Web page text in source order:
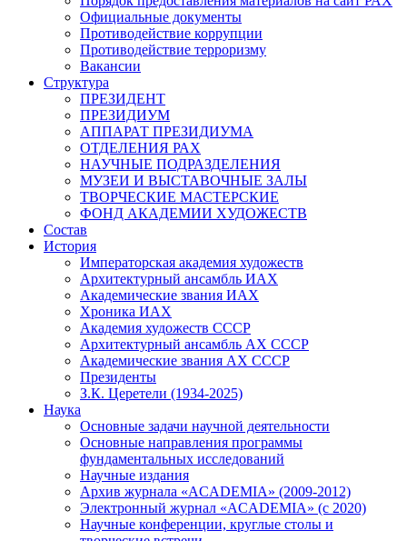
Официальные документы
Противодействие коррупции
Противодействие терроризму
Вакансии
Структура
ПРЕЗИДЕНТ
ПРЕЗИДИУМ
АППАРАТ ПРЕЗИДИУМА
ОТДЕЛЕНИЯ РАХ
НАУЧНЫЕ ПОДРАЗДЕЛЕНИЯ
МУЗЕИ И ВЫСТАВОЧНЫЕ ЗАЛЫ
ТВОРЧЕСКИЕ МАСТЕРСКИЕ
ФОНД АКАДЕМИИ ХУДОЖЕСТВ
Состав
История
Императорская академия художеств
Архитектурный ансамбль ИАХ
Академические звания ИАХ
Хроника ИАХ
Академия художеств СССР
Архитектурный ансамбль АХ СССР
Академические звания АХ СССР
Президенты
З.К. Церетели (1934-2025)
Наука
Основные задачи научной деятельности
Основные направления программы
фундаментальных исследований
Научные издания
Архив журнала «ACADEMIA» (2009-2012)
Электронный журнал «ACADEMIA» (с 2020)
Научные конференции, круглые столы и